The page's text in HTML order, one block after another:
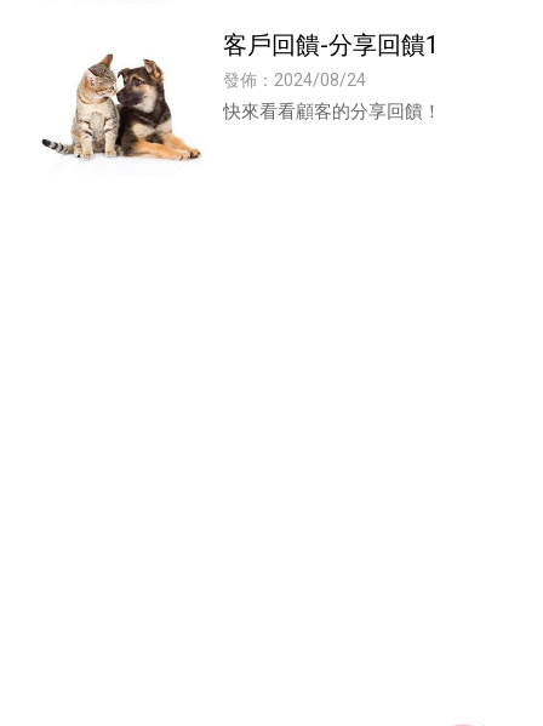
客戶回饋-分享回饋1
發佈：2024/08/24
快來看看顧客的分享回饋！